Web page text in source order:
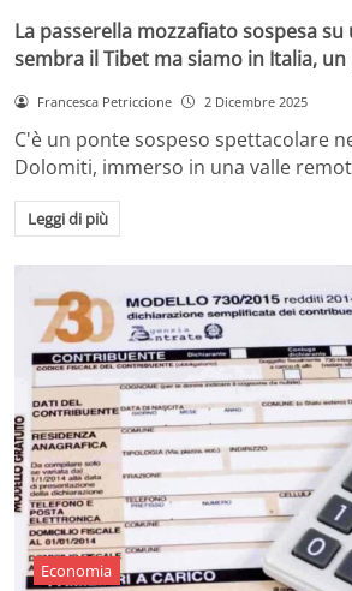
La passerella mozzafiato sospesa
sembra il Tibet ma siamo in Italia,
Francesca Petriccione 2 Dicembre 2025
C'è un ponte sospeso spettacolare
Dolomiti, immerso in una valle
Leggi di più
Economia